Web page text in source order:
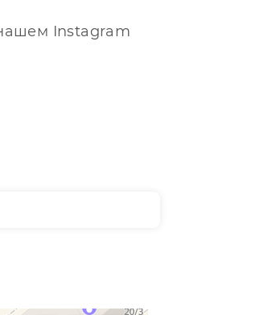
Instagram